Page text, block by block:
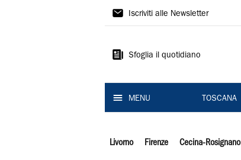
Il
Iscriviti alle Newsletter
Sfoglia il quotidiano
MENU TOSCANA
Livorno Firenze Cecina-Rosignano